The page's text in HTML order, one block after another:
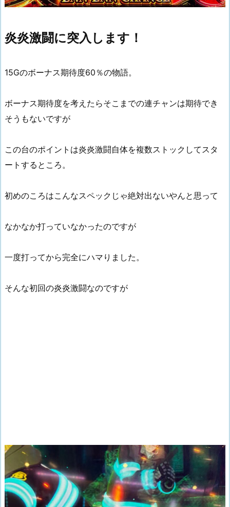
炎炎激闘に突入します！
15Gのボーナス期待度60％の物語。
ボーナス期待度を考えたらそこまでの連チャンは期待でき
そうもないですが
この台のポイントは炎炎激闘自体を複数ストックしてスタ
ートするところ。
初めのころはこんなスペックじゃ絶対出ないやんと思って
なかなか打っていなかったのですが
一度打ってから完全にハマりました。
そんな初回の炎炎激闘なのですが